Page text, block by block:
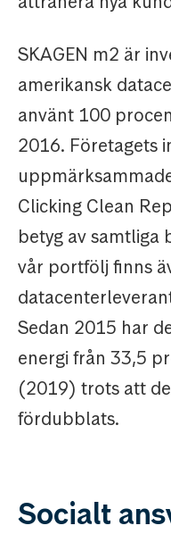
SKAGEN m2 är
amerikansk
använt 100
2016. Företagets
Clicking Clean
betyg av samtliga
vår portfölj finns
Sedan 2015 har
energi från 33,5
(2019) trots att
fördubblats.
Socialt